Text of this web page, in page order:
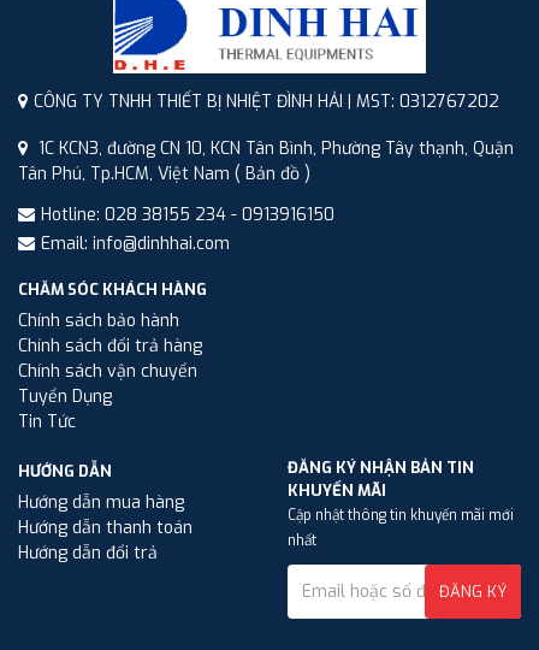
CÔNG TY TNHH THIẾT BỊ NHIỆT ĐÌNH HẢI | MST: 0312767202
1C KCN3, đường CN 10, KCN Tân Bình, Phường Tây thạnh, Quận
Tân Phú, Tp.HCM, Việt Nam ( Bản đồ )
Hotline: 028 38155 234 - 0913916150
Email: info@dinhhai.com
CHĂM SÓC KHÁCH HÀNG
Chính sách bảo hành
Chính sách đổi trả hàng
Chính sách vận chuyển
Tuyển Dụng
Tin Tức
HƯỚNG DẪN
Hướng dẫn mua hàng
Hướng dẫn thanh toán
Hướng dẫn đổi trả
ĐĂNG KÝ NHẬN BẢN TIN
KHUYẾN MÃI
Cập nhật thông tin khuyến mãi mới
nhất
ĐĂNG KÝ